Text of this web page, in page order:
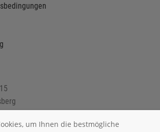
um Ihnen die bestmögliche